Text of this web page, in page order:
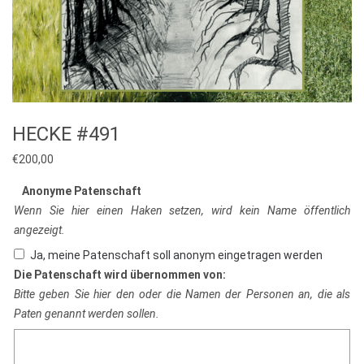
HECKE #491
€200,00
Anonyme Patenschaft
Wenn Sie hier einen Haken setzen, wird kein Name öffentlich
angezeigt.
Ja, meine Patenschaft soll anonym eingetragen werden
Die Patenschaft wird übernommen von:
Bitte geben Sie hier den oder die Namen der Personen an, die als
Paten genannt werden sollen.